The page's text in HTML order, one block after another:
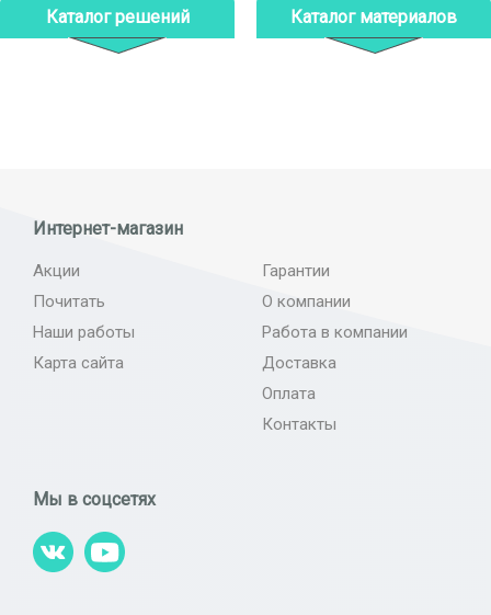
Каталог решений Каталог материалов
Интернет-магазин
Акции
Почитать
Наши работы
Карта сайта
Гарантии
О компании
Работа в компании
Доставка
Оплата
Контакты
Мы в соцсетях